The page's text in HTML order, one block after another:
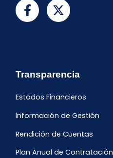
Transparencia
Estados Financieros
Información de Gestión
Rendición de Cuentas
Plan Anual de Contratación